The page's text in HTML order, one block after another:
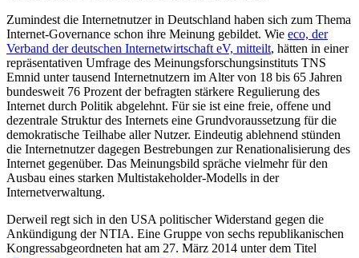
Zumindest die Internetnutzer in Deutschland haben sich zum Thema
Internet-Governance schon ihre Meinung gebildet. Wie eco, der
Verband der deutschen Internetwirtschaft eV, mitteilt, hätten in einer
repräsentativen Umfrage des Meinungsforschungsinstituts TNS
Emnid unter tausend Internetnutzern im Alter von 18 bis 65 Jahren
bundesweit 76 Prozent der befragten stärkere Regulierung des
Internet durch Politik abgelehnt. Für sie ist eine freie, offene und
dezentrale Struktur des Internets eine Grundvoraussetzung für die
demokratische Teilhabe aller Nutzer. Eindeutig ablehnend stünden
die Internetnutzer dagegen Bestrebungen zur Renationalisierung des
Internet gegenüber. Das Meinungsbild spräche vielmehr für den
Ausbau eines starken Multistakeholder-Modells in der
Internetverwaltung.
Derweil regt sich in den USA politischer Widerstand gegen die
Ankündigung der NTIA. Eine Gruppe von sechs republikanischen
Kongressabgeordneten hat am 27. März 2014 unter dem Titel